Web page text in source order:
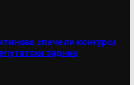
спечели конкурса
задник